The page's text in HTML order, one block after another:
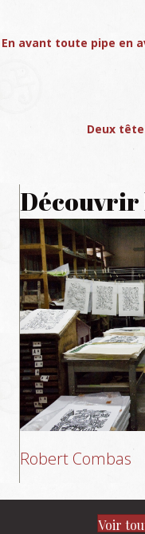
En avant toute pipe en
Deux
Robert Combas
Voir